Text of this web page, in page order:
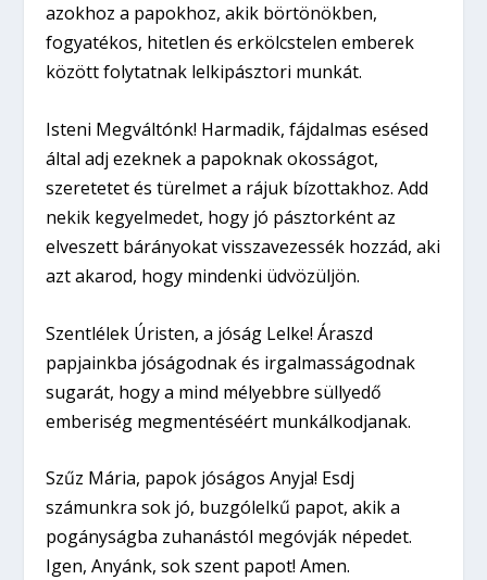
azokhoz a papokhoz, akik börtönökben,
fogyatékos, hitetlen és erkölcstelen emberek
között folytatnak lelkipásztori munkát.
Isteni Megváltónk! Harmadik, fájdalmas esésed
által adj ezeknek a papoknak okosságot,
szeretetet és türelmet a rájuk bízottakhoz. Add
nekik kegyelmedet, hogy jó pásztorként az
elveszett bárányokat visszavezessék hozzád, aki
azt akarod, hogy mindenki üdvözüljön.
Szentlélek Úristen, a jóság Lelke! Áraszd
papjainkba jóságodnak és irgalmasságodnak
sugarát, hogy a mind mélyebbre süllyedő
emberiség megmentéséért munkálkodjanak.
Szűz Mária, papok jóságos Anyja! Esdj
számunkra sok jó, buzgólelkű papot, akik a
pogányságba zuhanástól megóvják népedet.
Igen, Anyánk, sok szent papot! Amen.